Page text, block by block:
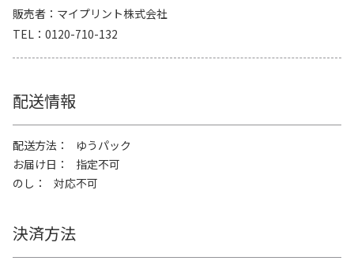
販売者
マイプリント株式会社
TEL
0120-710-132
配送情報
配送方法
ゆうパック
お届け日
指定不可
のし
対応不可
決済方法